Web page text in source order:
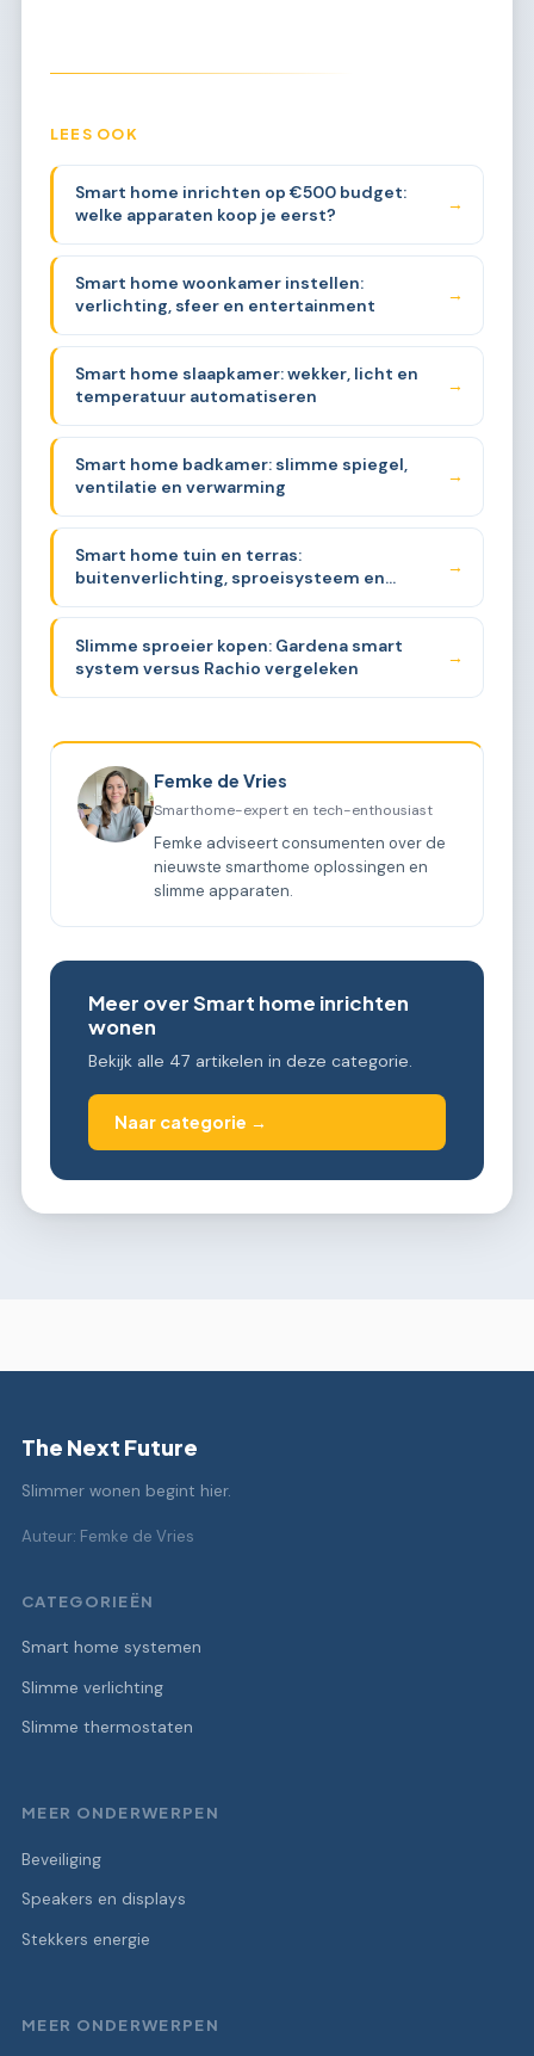
LEES OOK
Smart home inrichten op €500 budget:
welke apparaten koop je eerst?
→
Smart home woonkamer instellen:
verlichting, sfeer en entertainment
→
Smart home slaapkamer: wekker, licht en
temperatuur automatiseren
→
Smart home badkamer: slimme spiegel,
ventilatie en verwarming
→
Smart home tuin en terras:
buitenverlichting, sproeisysteem en
→
Slimme sproeier kopen: Gardena smart
system versus Rachio vergeleken
→
Femke de Vries
Smarthome-expert en tech-enthousiast
Femke adviseert consumenten over de
nieuwste smarthome oplossingen en
slimme apparaten.
Meer over Smart home inrichten
wonen
Bekijk alle 47 artikelen in deze categorie.
Naar categorie →
The Next Future
Slimmer wonen begint hier.
Auteur: Femke de Vries
CATEGORIEËN
Smart home systemen
Slimme verlichting
Slimme thermostaten
MEER ONDERWERPEN
Beveiliging
Speakers en displays
Stekkers energie
MEER ONDERWERPEN